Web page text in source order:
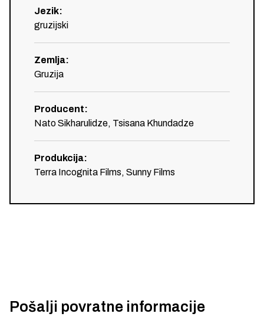
Jezik:
gruzijski
Zemlja:
Gruzija
Producent:
Nato Sikharulidze, Tsisana Khundadze
Produkcija:
Terra Incognita Films, Sunny Films
Pošalji povratne informacije